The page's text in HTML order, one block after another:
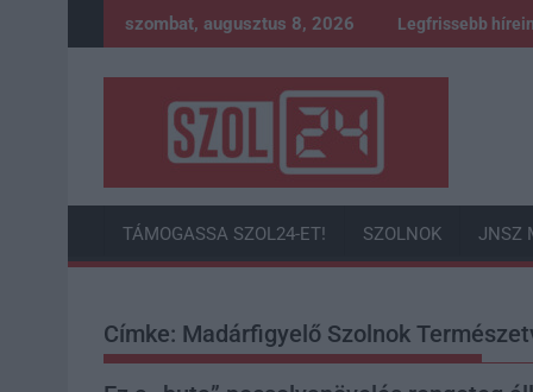
to
szombat, augusztus 8, 2026 Legfrissebb
TÁMOGASSA SZOL24-ET! SZOLNOK JNSZ
Címke: Madárfigyelő Szolnok